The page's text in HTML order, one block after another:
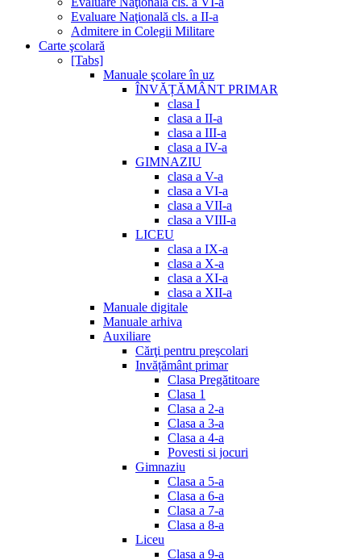
Evaluare Naţională cls. a II-a
Admitere in Colegii Militare
Carte şcolară
[Tabs]
Manuale şcolare în uz
ÎNVĂȚĂMÂNT PRIMAR
clasa I
clasa a II-a
clasa a III-a
clasa a IV-a
GIMNAZIU
clasa a V-a
clasa a VI-a
clasa a VII-a
clasa a VIII-a
LICEU
clasa a IX-a
clasa a X-a
clasa a XI-a
clasa a XII-a
Manuale digitale
Manuale arhiva
Auxiliare
Cărţi pentru preşcolari
Invățământ primar
Clasa Pregătitoare
Clasa 1
Clasa a 2-a
Clasa a 3-a
Clasa a 4-a
Povesti si jocuri
Gimnaziu
Clasa a 5-a
Clasa a 6-a
Clasa a 7-a
Clasa a 8-a
Liceu
Clasa a 9-a